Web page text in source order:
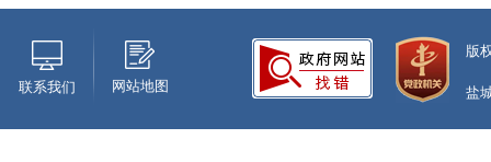
联系我们 网站地图
版
盐